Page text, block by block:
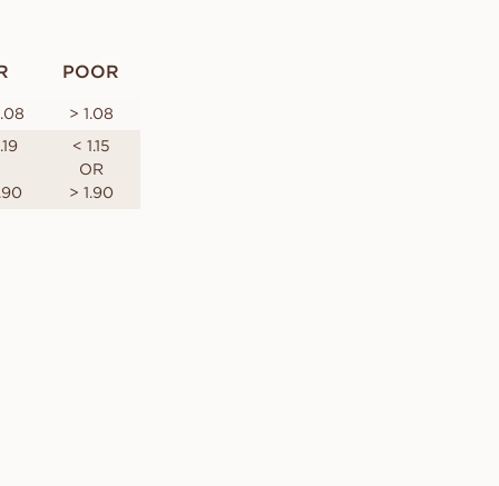
POOR
> 1.08
< 1.15
OR
> 1.90